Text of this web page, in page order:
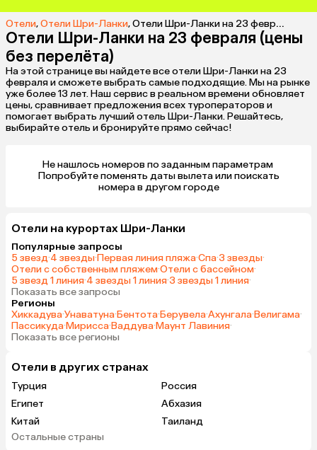
Отели,Отели Шри-Ланки,Отели Шри-Ланки на 23 февраля (цены без перелёта)
Отели Шри-Ланки на 23 февраля (цены
без перелёта)
На этой странице вы найдете все отели Шри-Ланки на 23
февраля и сможете выбрать самые подходящие. Мы на рынке
уже более 13 лет. Наш сервис в реальном времени обновляет
цены, сравнивает предложения всех туроператоров и
помогает выбрать лучший отель Шри-Ланки. Решайтесь,
выбирайте отель и бронируйте прямо сейчас!
Не нашлось номеров по заданным параметрам
номера в другом городе
Отели на курортах Шри-Ланки
Популярные запросы
5 звезд·4 звезды·Первая линия пляжа·Спа·3 звезды·
Отели с собственным пляжем·Отели с бассейном·
5 звезд 1 линия·4 звезды 1 линия·3 звезды 1 линия·
Показать все запросы
Регионы
Хиккадува·Унаватуна·Бентота·Берувела·Ахунгала·Велигама·
Пассикуда·Мирисса·Ваддува·Маунт Лавиния·
Показать все регионы
Отели в других странах
Турция
Россия
Египет
Абхазия
Китай
Таиланд
Вьетнам
Остальные страны